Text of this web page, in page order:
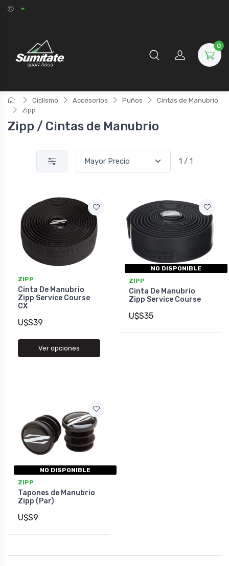
0
Ciclismo Accesorios Puños
Cintas de Manubrio
Zipp
Zipp / Cintas de Manubrio
1 / 1
ZIPP
Cinta De Manubrio
Zipp Service Course
CX
U$S39
Ver opciones
NO DISPONIBLE
ZIPP
Cinta De Manubrio
Zipp Service Course
U$S35
NO DISPONIBLE
ZIPP
Tapones de Manubrio
Zipp (Par)
U$S9